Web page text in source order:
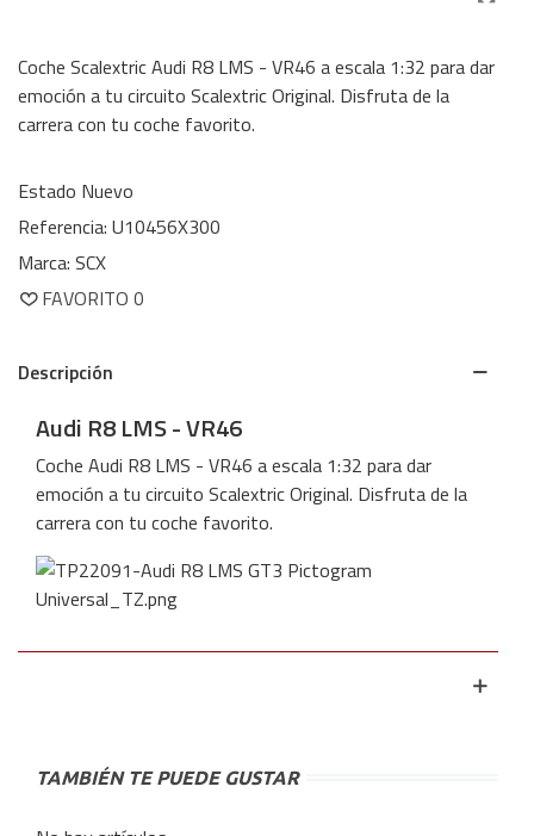
Coche Scalextric Audi R8 LMS - VR46 a escala 1:32 para dar
emoción a tu circuito Scalextric Original. Disfruta de la
carrera con tu coche favorito.
Estado Nuevo
Referencia: U10456X300
Marca: SCX
FAVORITO 0
Descripción
Audi R8 LMS - VR46
Coche Audi R8 LMS - VR46 a escala 1:32 para dar
emoción a tu circuito Scalextric Original. Disfruta de la
carrera con tu coche favorito.
TAMBIÉN TE PUEDE GUSTAR